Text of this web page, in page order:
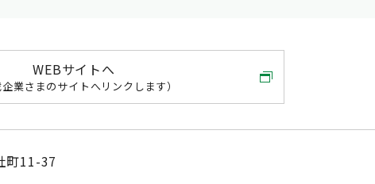
WEBサイトへ
企業さまのサイトへリンクします）
町11-37